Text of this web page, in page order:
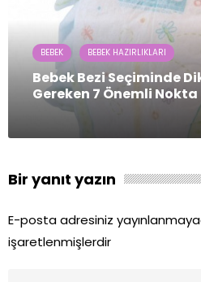
BEBEK BEBEK HAZIRLIKLARI
Bebek Bezi Seçiminde
Gereken 7 Önemli Nokta
Bir yanıt yazın
E-posta adresiniz
işaretlenmişlerdir